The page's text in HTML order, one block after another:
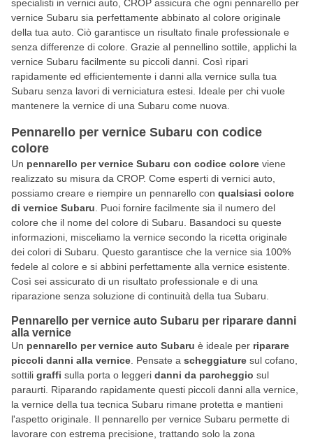
specialisti in vernici auto, CROP assicura che ogni pennarello per
vernice Subaru sia perfettamente abbinato al colore originale
della tua auto. Ciò garantisce un risultato finale professionale e
senza differenze di colore. Grazie al pennellino sottile, applichi la
vernice Subaru facilmente su piccoli danni. Così ripari
rapidamente ed efficientemente i danni alla vernice sulla tua
Subaru senza lavori di verniciatura estesi. Ideale per chi vuole
mantenere la vernice di una Subaru come nuova.
Pennarello per vernice Subaru con codice
colore
Un pennarello per vernice Subaru con codice colore viene
realizzato su misura da CROP. Come esperti di vernici auto,
possiamo creare e riempire un pennarello con qualsiasi colore
di vernice Subaru . Puoi fornire facilmente sia il numero del
colore che il nome del colore di Subaru. Basandoci su queste
informazioni, misceliamo la vernice secondo la ricetta originale
dei colori di Subaru. Questo garantisce che la vernice sia 100%
fedele al colore e si abbini perfettamente alla vernice esistente.
Così sei assicurato di un risultato professionale e di una
riparazione senza soluzione di continuità della tua Subaru.
Pennarello per vernice auto Subaru per riparare danni
alla vernice
Un pennarello per vernice auto Subaru è ideale per riparare
piccoli danni alla vernice . Pensate a scheggiature sul cofano,
sottili graffi sulla porta o leggeri danni da parcheggio sul
paraurti. Riparando rapidamente questi piccoli danni alla vernice,
la vernice della tua tecnica Subaru rimane protetta e mantieni
l'aspetto originale. Il pennarello per vernice Subaru permette di
lavorare con estrema precisione, trattando solo la zona